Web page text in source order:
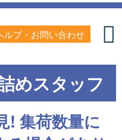
ルプ・お問い合わせ
めスタッフ
! 集荷数量に